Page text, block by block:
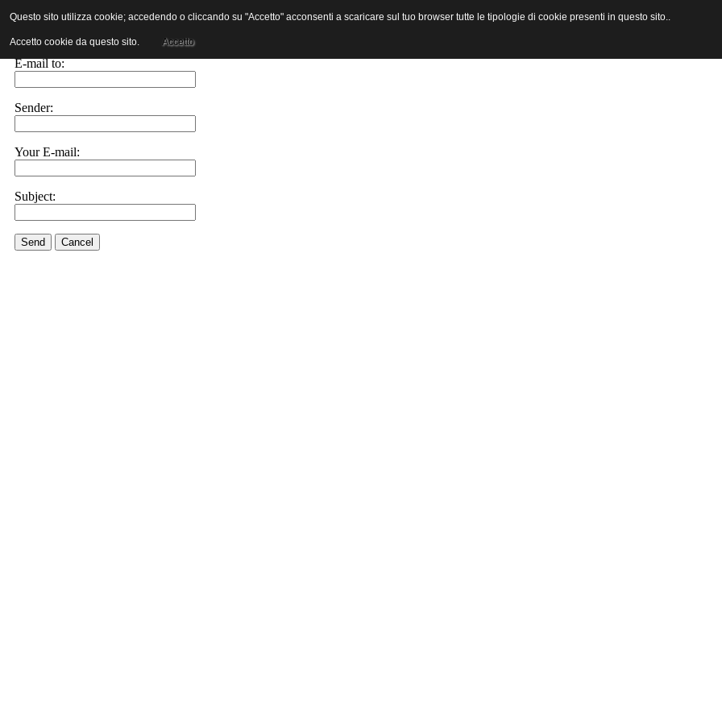
E-mail this link to a friend.
E-mail to:
Sender:
Your E-mail:
Subject:
Send Cancel
Questo sito utilizza cookie; accedendo o cliccando su "Accetto" acconsenti a scaricare sul tuo browser tutte le tipologie di cookie presenti in questo sito..
Accetto cookie da questo sito. Accetto